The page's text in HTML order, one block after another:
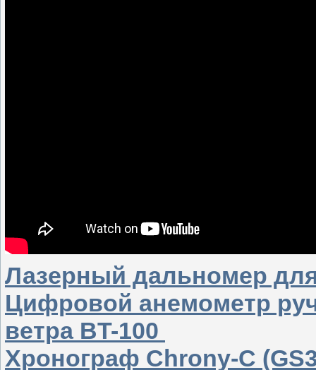
Лазерный дальномер
Цифровой анемометр
ветра BT-100
Хронограф Chrony-C